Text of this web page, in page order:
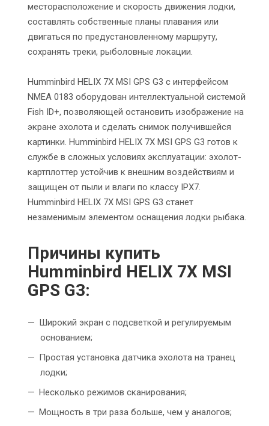
месторасположение и скорость движения лодки,
составлять собственные планы плавания или
двигаться по предустановленному маршруту,
сохранять треки, рыболовные локации.
Humminbird HELIX 7X MSI GPS G3 с интерфейсом
NMEA 0183 оборудован интеллектуальной системой
Fish ID+, позволяющей остановить изображение на
экране эхолота и сделать снимок получившейся
картинки. Humminbird HELIX 7X MSI GPS G3 готов к
службе в сложных условиях эксплуатации: эхолот-
картплоттер устойчив к внешним воздействиям и
защищен от пыли и влаги по классу IPX7.
Humminbird HELIX 7X MSI GPS G3 станет
незаменимым элементом оснащения лодки рыбака.
Причины купить
Humminbird HELIX 7X MSI
GPS G3:
Широкий экран с подсветкой и регулируемым
основанием;
Простая установка датчика эхолота на транец
лодки;
Несколько режимов сканирования;
Мощность в три раза больше, чем у аналогов;